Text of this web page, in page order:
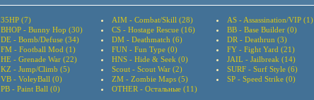
35HP (7) AIM - Combat/Skill (28)
AS - Assassination/VIP (1)
BHOP - Bunny Hop (30) CS - Hostage Rescue (16)
BB - Base Builder (0)
DE - Bomb/Defuse (34) DM - Deathmatch (6)
DR - Deathrun (3)
FM - Football Mod (1) FUN - Fun Type (0)
FY - Fight Yard (21)
HE - Grenade War (22) HNS - Hide & Seek (0)
JAIL - Jailbreak (14)
KZ - Jump/Climb (5) Scout - Scout War (2)
SURF - Surf Style (6)
VB - VoleyBall (0) ZM - Zombie Maps (5)
SP - Speed Strike (0)
PB - Paint Ball (0) OTHER - Остальные (11)